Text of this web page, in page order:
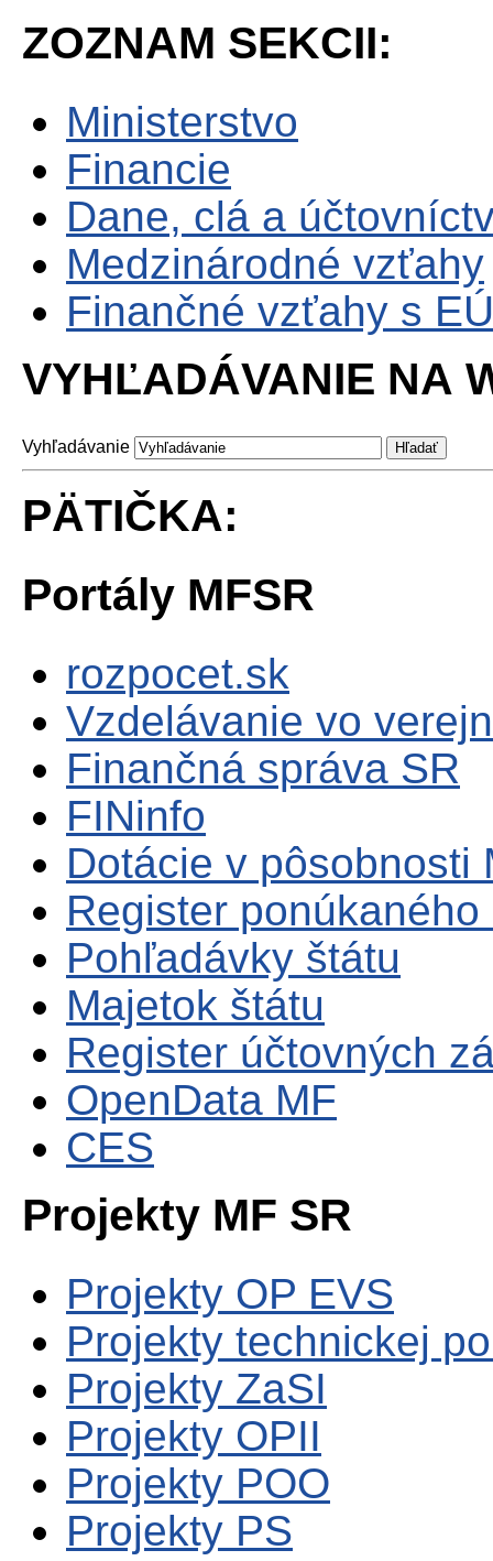
ZOZNAM SEKCII:
Ministerstvo
Financie
Dane, clá a
Medzinárodné vzťahy
Finančné vzťahy s EÚ
VYHĽADÁVANIE NA
Vyhľadávanie
PÄTIČKA:
Portály MFSR
rozpocet.sk
Vzdelávanie vo
Finančná správa SR
FINinfo
Dotácie v pôsobnosti
Register
Pohľadávky štátu
Majetok štátu
Register účtovných
OpenData MF
CES
Projekty MF SR
Projekty OP EVS
Projekty technickej
Projekty ZaSI
Projekty OPII
Projekty POO
Projekty PS